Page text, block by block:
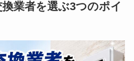
業者を選ぶ3つのポイ